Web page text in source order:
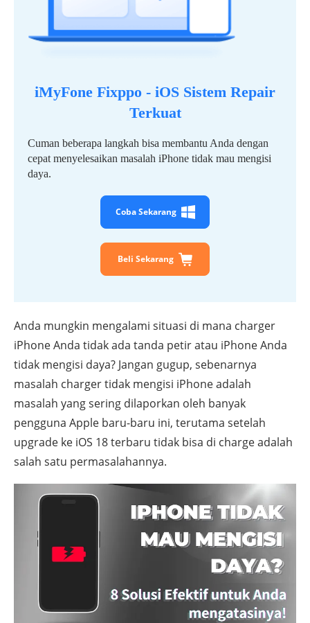
iMyFone Fixppo - iOS Sistem Repair
Terkuat
Cuman beberapa langkah bisa membantu Anda dengan
cepat menyelesaikan masalah iPhone tidak mau mengisi
daya.
Coba Sekarang
Beli Sekarang
Anda mungkin mengalami situasi di mana charger
iPhone Anda tidak ada tanda petir atau iPhone Anda
tidak mengisi daya? Jangan gugup, sebenarnya
masalah charger tidak mengisi iPhone adalah
masalah yang sering dilaporkan oleh banyak
pengguna Apple baru-baru ini, terutama setelah
upgrade ke iOS 18 terbaru tidak bisa di charge adalah
salah satu permasalahannya.